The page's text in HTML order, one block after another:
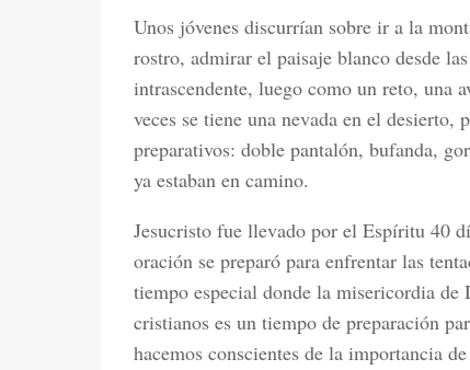
Unos jóvenes discurrían sobre ir a la
rostro, admirar el paisaje blanco desde
intrascendente, luego como un reto, una
veces se tiene una nevada en el
preparativos: doble pantalón, bufanda,
ya estaban en camino.
Jesucristo fue llevado por el Espíritu 40
oración se preparó para enfrentar las
tiempo especial donde la misericordia de
cristianos es un tiempo de preparación
hacemos conscientes de la importancia